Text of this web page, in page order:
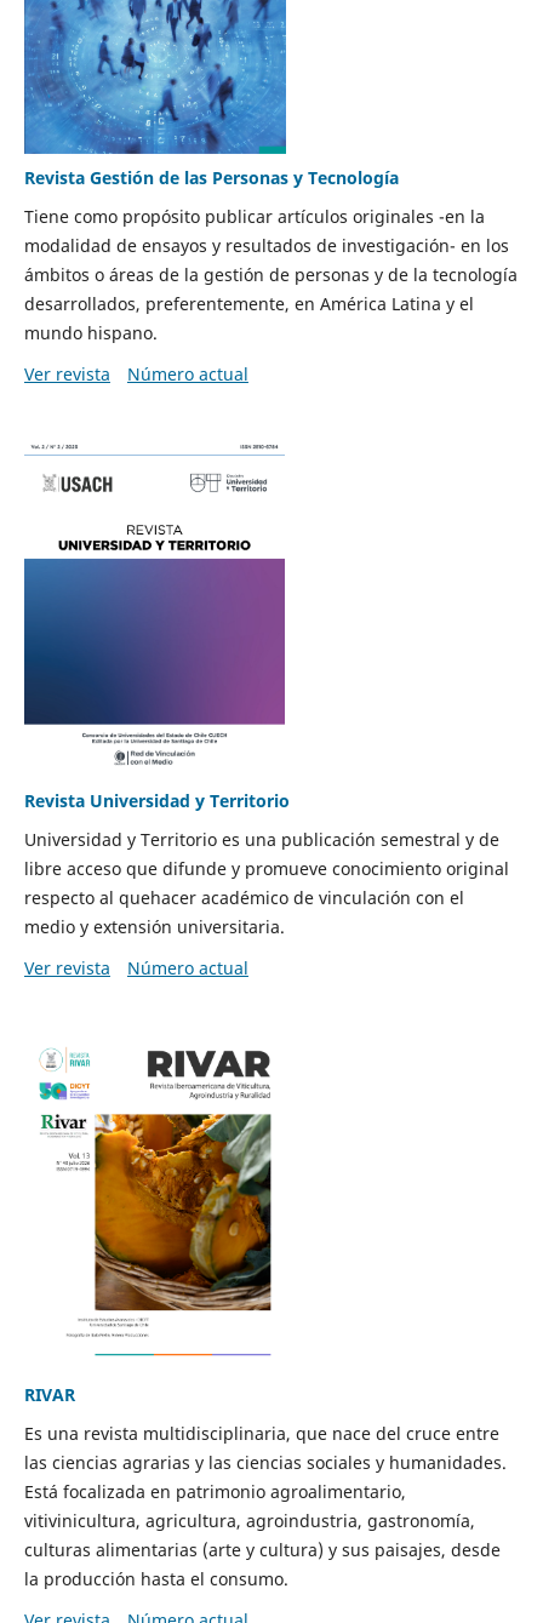
Revista Gestión de las Personas y Tecnología
Tiene como propósito publicar artículos originales -en la
modalidad de ensayos y resultados de investigación- en los
ámbitos o áreas de la gestión de personas y de la tecnología
desarrollados, preferentemente, en América Latina y el
mundo hispano.
Ver revista
Número actual
Revista Universidad y Territorio
Universidad y Territorio es una publicación semestral y de
libre acceso que difunde y promueve conocimiento original
respecto al quehacer académico de vinculación con el
medio y extensión universitaria.
Ver revista
Número actual
RIVAR
Es una revista multidisciplinaria, que nace del cruce entre
las ciencias agrarias y las ciencias sociales y humanidades.
Está focalizada en patrimonio agroalimentario,
vitivinicultura, agricultura, agroindustria, gastronomía,
culturas alimentarias (arte y cultura) y sus paisajes, desde
la producción hasta el consumo.